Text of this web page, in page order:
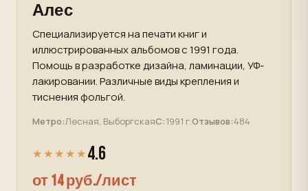
Алес
Специализируется на печати книг и
иллюстрированных альбомов с 1991 года.
Помощь в разработке дизайна, ламинации, УФ-
лакировании. Различные виды крепления и
тиснения фольгой.
Метро:Лесная, ВыборгскаяС:1991 г.Отзывов:484
★★★★★ 4.6
от 14 руб./лист